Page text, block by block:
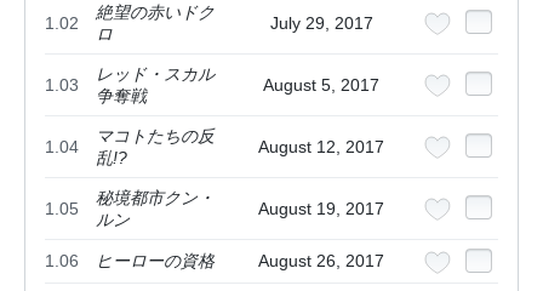
1.02
絶望の赤いドク
ロ
July 29, 2017
1.03
レッド・スカル
争奪戦
August 5, 2017
1.04
マコトたちの反
乱!?
August 12, 2017
1.05
秘境都市クン・
ルン
August 19, 2017
1.06 ヒーローの資格 August 26, 2017